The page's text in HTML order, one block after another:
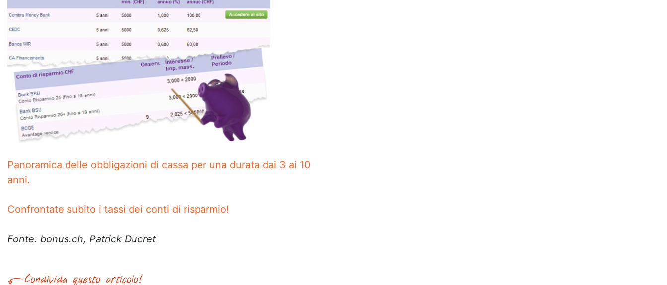
Panoramica delle obbligazioni di cassa per una durata dai 3 ai 10
anni.
Confrontate subito i tassi dei conti di risparmio!
Fonte: bonus.ch, Patrick Ducret